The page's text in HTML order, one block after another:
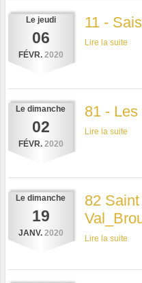
Le jeudi
06
FÉVR. 2020
11 -
Lire la suite
Le dimanche
02
FÉVR. 2020
81 -
Lire la suite
Le dimanche
19
JANV. 2020
82
Lire la suite